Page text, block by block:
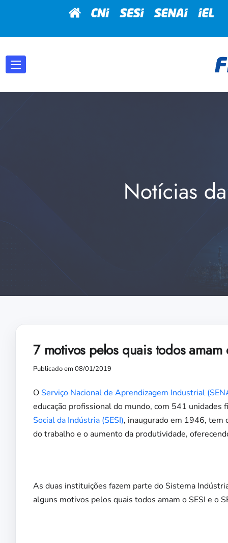
Notícias
7 motivos pelos quais todos amam
Publicado em 08/01/2019
O Serviço Nacional de Aprendizagem Industrial
educação profissional do mundo, com 541
Social da Indústria (SESI), inaugurado em 1946, tem
do trabalho e o aumento da produtividade,
As duas instituições fazem parte do Sistema
alguns motivos pelos quais todos amam o SESI e o